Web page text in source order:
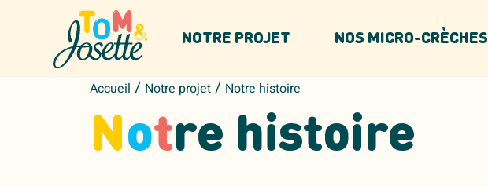
NOTRE PROJET NOS MICRO-CRÈCHES
Accueil / Notre projet / Notre histoire
Notre histoire
Panneau de gestion des cookies